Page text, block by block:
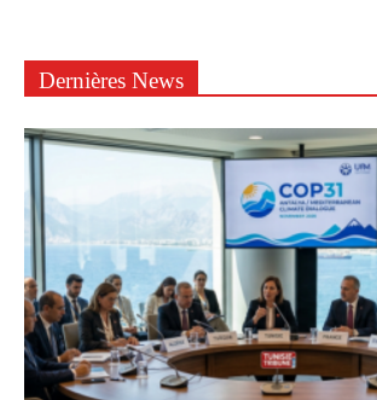
Dernières News